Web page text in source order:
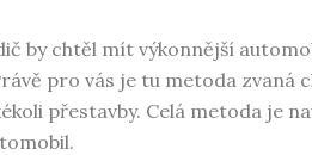
by chtěl mít výkonnější
pro vás je tu metoda zvaná
přestavby. Celá metoda je